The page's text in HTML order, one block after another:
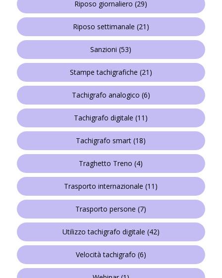
Riposo giornaliero (29)
Riposo settimanale (21)
Sanzioni (53)
Stampe tachigrafiche (21)
Tachigrafo analogico (6)
Tachigrafo digitale (11)
Tachigrafo smart (18)
Traghetto Treno (4)
Trasporto internazionale (11)
Trasporto persone (7)
Utilizzo tachigrafo digitale (42)
Velocità tachigrafo (6)